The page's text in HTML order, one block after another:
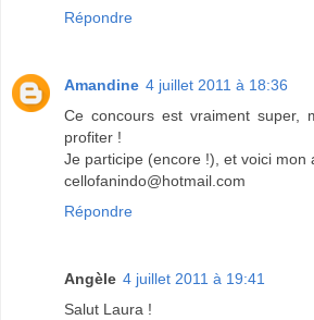
Répondre
Amandine 4 juillet 2011 à 18:36
Ce concours est vraiment super,
profiter !
Je participe (encore !), et voici mon
cellofanindo@hotmail.com
Répondre
Angèle 4 juillet 2011 à 19:41
Salut Laura !